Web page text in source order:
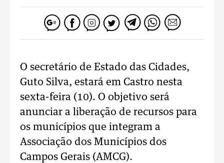
O secretário de Estado das Cidades,
Guto Silva, estará em Castro nesta
sexta-feira (10). O objetivo será
anunciar a liberação de recursos para
os municípios que integram a
Associação dos Municípios dos
Campos Gerais (AMCG).